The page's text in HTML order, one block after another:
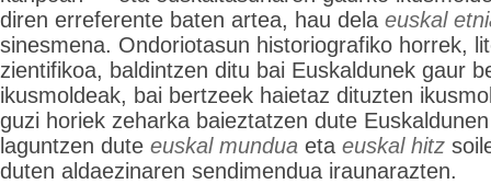
diren erreferente baten artea, hau dela euskal
sinesmena. Ondoriotasun historiografiko horrek,
zientifikoa, baldintzen ditu bai Euskaldunek gaur
ikusmoldeak, bai bertzeek haietaz dituzten
guzi horiek zeharka baieztatzen dute
laguntzen dute euskal mundua eta euskal hitz
duten aldaezinaren sendimendua iraunarazten.